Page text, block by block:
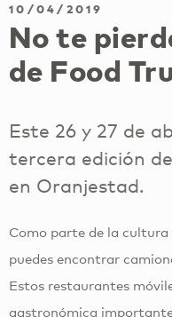
10/04/2019
No te
de Food
Este 26 y 27 de
tercera edición
en Oranjestad.
Como parte de la
puedes encontrar
Estos restaurantes
gastronómica